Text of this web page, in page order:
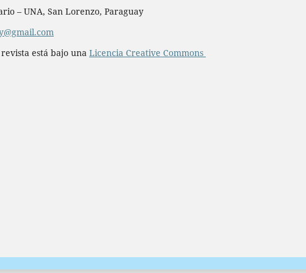
– UNA, San Lorenzo, Paraguay
está bajo una Licencia Creative Commons